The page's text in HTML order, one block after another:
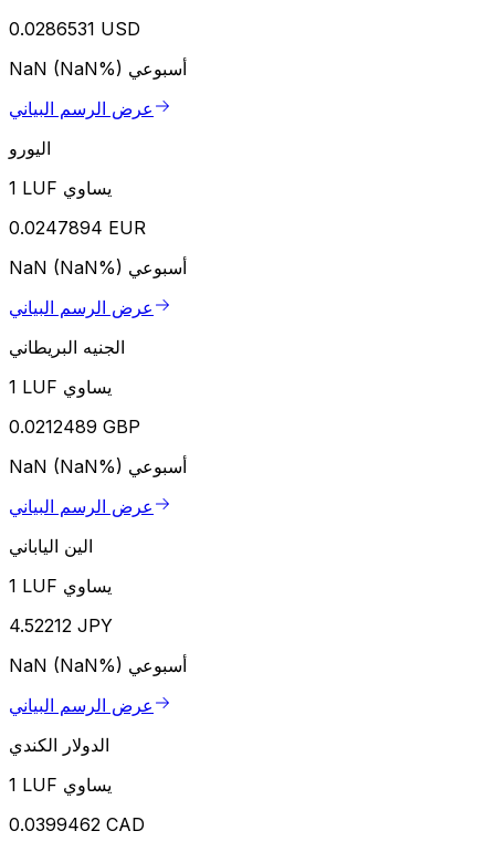
0.0286531 USD
NaN (NaN%) أسبوعي
عرض الرسم البياني
اليورو
1 LUF يساوي
0.0247894 EUR
NaN (NaN%) أسبوعي
عرض الرسم البياني
الجنيه البريطاني
1 LUF يساوي
0.0212489 GBP
NaN (NaN%) أسبوعي
عرض الرسم البياني
الين الياباني
1 LUF يساوي
4.52212 JPY
NaN (NaN%) أسبوعي
عرض الرسم البياني
الدولار الكندي
1 LUF يساوي
0.0399462 CAD